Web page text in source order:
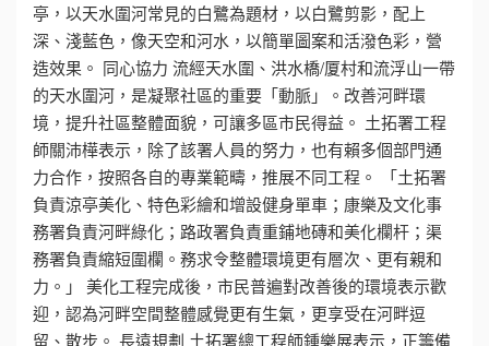
亭，以天水圍河常見的白鷺為題材，以白鷺剪影，配上
深、淺藍色，像天空和河水，以簡單圖案和活潑色彩，營
造效果。 同心協力 流經天水圍、洪水橋/厦村和流浮山一帶
的天水圍河，是凝聚社區的重要「動脈」。改善河畔環
境，提升社區整體面貌，可讓多區市民得益。 土拓署工程
師關沛樺表示，除了該署人員的努力，也有賴多個部門通
力合作，按照各自的專業範疇，推展不同工程。 「土拓署
負責涼亭美化、特色彩繪和增設健身單車；康樂及文化事
務署負責河畔綠化；路政署負責重鋪地磚和美化欄杆；渠
務署負責縮短圍欄。務求令整體環境更有層次、更有親和
力。」 美化工程完成後，市民普遍對改善後的環境表示歡
迎，認為河畔空間整體感覺更有生氣，更享受在河畔逗
留、散步。 長遠規劃 土拓署總工程師鍾樂展表示，正籌備